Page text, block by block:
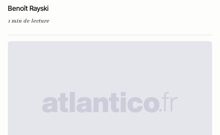
Benoît Rayski
1 min de lecture